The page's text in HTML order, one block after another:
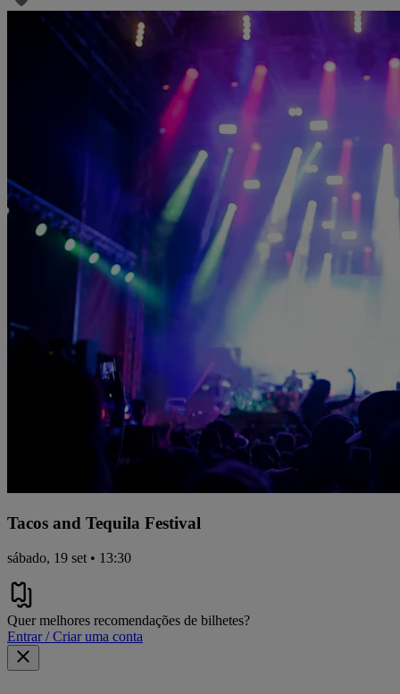
Tacos and Tequila Festival
sábado, 19 set • 13:30
Quer melhores recomendações de bilhetes?
Entrar / Criar uma conta